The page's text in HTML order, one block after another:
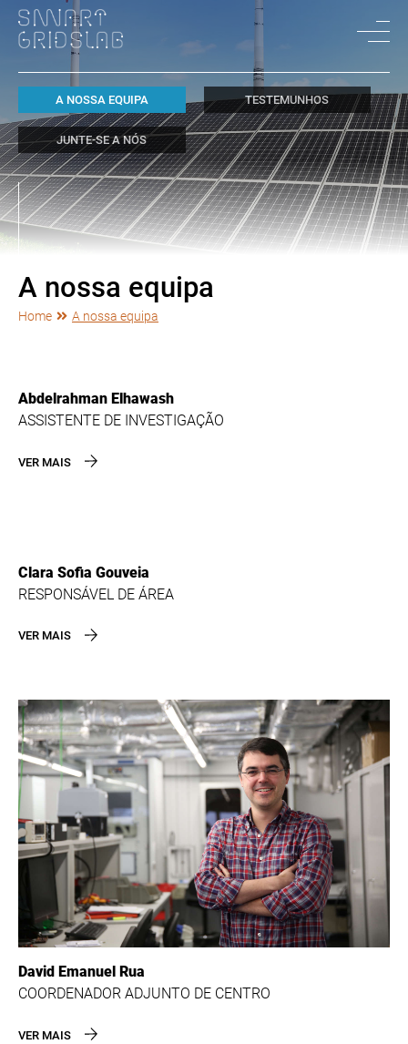
A NOSSA EQUIPA TESTEMUNHOS
JUNTE-SE A NÓS
A nossa equipa
Home A nossa equipa
Abdelrahman Elhawash
ASSISTENTE DE INVESTIGAÇÃO
VER MAIS
Clara Sofia Gouveia
RESPONSÁVEL DE ÁREA
VER MAIS
David Emanuel Rua
COORDENADOR ADJUNTO DE CENTRO
VER MAIS